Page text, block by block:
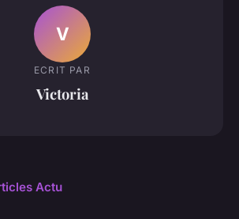
V
ECRIT PAR
Victoria
Actu